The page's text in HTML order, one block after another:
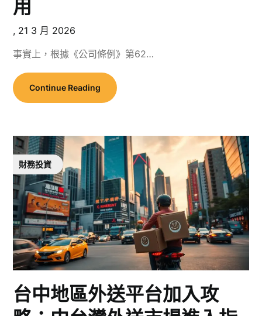
用
, 21 3 月 2026
事實上，根據《公司條例》第62…
Continue Reading
財務投資
台中地區外送平台加入攻